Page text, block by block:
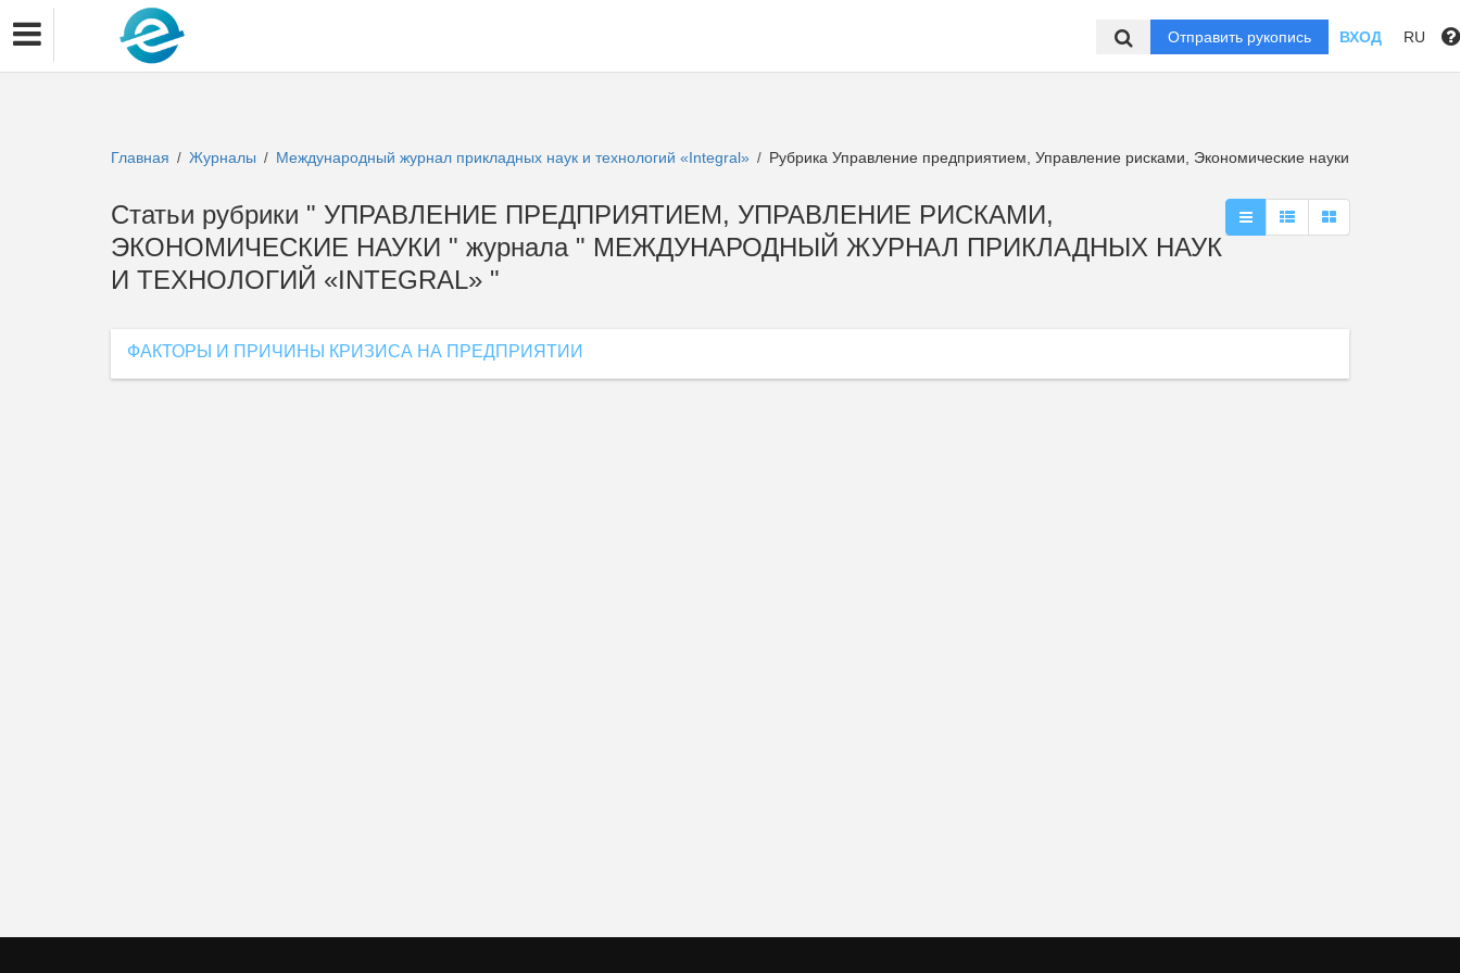
Отправить рукопись ВХОД RU
Главная / Журналы / Международный журнал прикладных наук и технологий «Integral» / Рубрика Управление предприятием, Управление рисками, Экономические науки
Статьи рубрики " УПРАВЛЕНИЕ ПРЕДПРИЯТИЕМ, УПРАВЛЕНИЕ РИСКАМИ,
ЭКОНОМИЧЕСКИЕ НАУКИ " журнала " МЕЖДУНАРОДНЫЙ ЖУРНАЛ ПРИКЛАДНЫХ НАУК
И ТЕХНОЛОГИЙ «INTEGRAL» "
ФАКТОРЫ И ПРИЧИНЫ КРИЗИСА НА ПРЕДПРИЯТИИ